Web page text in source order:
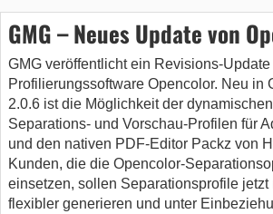
GMG – Neues Update von
GMG veröffentlicht ein Revisions-
Profilierungssoftware Opencolor. Neu in
2.0.6 ist die Möglichkeit der
Separations- und Vorschau-Profilen für
und den nativen PDF-Editor Packz von
Kunden, die die Opencolor-
einsetzen, sollen Separationsprofile
flexibler generieren und unter